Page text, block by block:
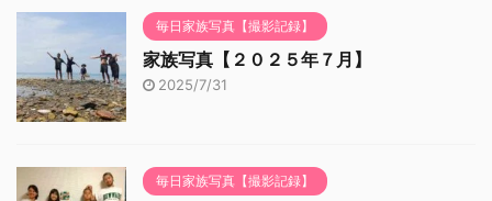
毎日家族写真【撮影記録】
家族写真【２０２５年７月】
2025/7/31
毎日家族写真【撮影記録】